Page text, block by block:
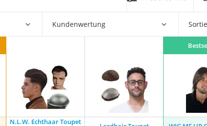
Kundenwertung
N.L.W. Echthaar Toupet